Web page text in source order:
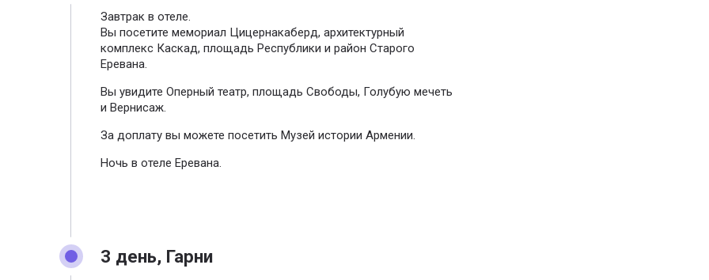
Завтрак в отеле.
Вы посетите мемориал Цицернакаберд, архитектурный
комплекс Каскад, площадь Республики и район Старого
Еревана.
Вы увидите Оперный театр, площадь Свободы, Голубую мечеть
и Вернисаж.
За доплату вы можете посетить Музей истории Армении.
Ночь в отеле Еревана.
3 день, Гарни